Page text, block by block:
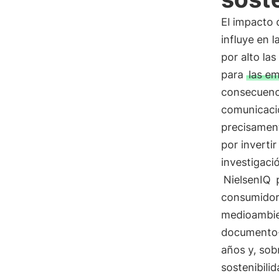
El impacto
influye en
por alto
para las
por invertir
NielsenIQ
años y,